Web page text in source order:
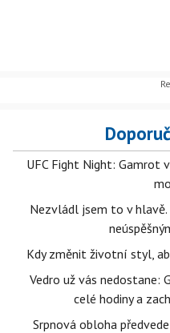
UFC Fight Night: Gamrot
Nezvládl jsem to v
Kdy změnit životní styl,
Vedro už vás nedostane:
celé hodiny a
Srpnová obloha